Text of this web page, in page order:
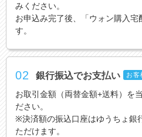
みください。
お申込み完了後、「ウォン購入宅
す。
02 銀行振込でお支払い お客
お取引金額（両替金額+送料）を
ださい。
※決済額の振込口座はゆうちょ銀
ただけます。